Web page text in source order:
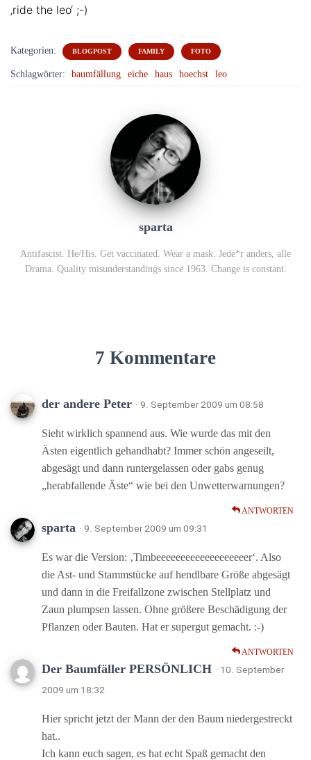
‚ride the leo‘ ;-)
Kategorien: BLOGPOST FAMILY FOTO
Schlagwörter: baumfällung eiche haus hoechst leo
sparta
Antifascist. He/His. Get vaccinated. Wear a mask. Jede*r anders, alle
Drama. Quality misunderstandings since 1963. Change is constant.
7 Kommentare
der andere Peter · 9. September 2009 um 08:58
Sieht wirklich spannend aus. Wie wurde das mit den
Ästen eigentlich gehandhabt? Immer schön angeseilt,
abgesägt und dann runtergelassen oder gabs genug
„herabfallende Äste“ wie bei den Unwetterwarnungen?
ANTWORTEN
sparta · 9. September 2009 um 09:31
Es war die Version: ‚Timbeeeeeeeeeeeeeeeeeeer‘. Also
die Ast- und Stammstücke auf hendlbare Größe abgesägt
und dann in die Freifallzone zwischen Stellplatz und
Zaun plumpsen lassen. Ohne größere Beschädigung der
Pflanzen oder Bauten. Hat er supergut gemacht. :-)
ANTWORTEN
Der Baumfäller PERSÖNLICH · 10. September
2009 um 18:32
Hier spricht jetzt der Mann der den Baum niedergestreckt
hat..
Ich kann euch sagen, es hat echt Spaß gemacht den